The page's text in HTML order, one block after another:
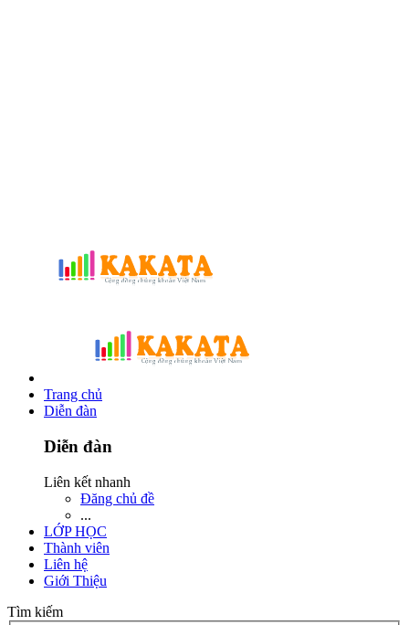
Trang chủ
Diễn đàn
Diễn đàn
Liên kết nhanh
Đăng chủ đề
...
LỚP HỌC
Thành viên
Liên hệ
Giới Thiệu
Tìm kiếm